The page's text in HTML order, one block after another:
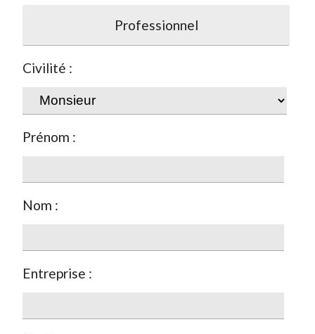
Professionnel
Civilité :
Prénom :
Nom :
Entreprise :